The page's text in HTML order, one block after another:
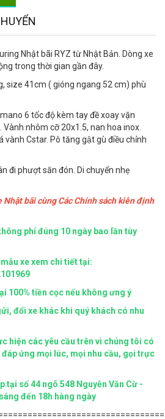
Nhật bãi RYZ từ Nhật Bản. Dòng xe
trong thời gian gần đây.
size 41cm ( gióng ngang 52 cm) phù
6 tốc độ kèm tay đề xoay vặn
nhôm cỡ 20x1.5, nan hoa inox.
Cstar. Pô tăng gật gù điều chỉnh
đi phượt săn đón. Di chuyển nhẹ
bãi cùng Các Chính sách kiên định
phí đúng 10 ngày bao lần tùy
xe xem chi tiết tại:
100% tiền cọc nếu không ưng ý
đổi xe khác khi quý khách có nhu
hiện các yêu cầu trên vì chúng tôi có
ứng mọi lúc, mọi nhu cầu, gọi trực
tại số 44 ngõ 548 Nguyễn Văn Cừ -
đến 18h hàng ngày